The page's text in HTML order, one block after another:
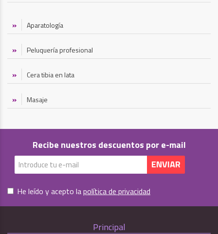
Aparatología
Peluquería profesional
Cera tibia en lata
Masaje
Recibe nuestros descuentos por e-mail
He leído y acepto lapolítica de privacidad
Principal